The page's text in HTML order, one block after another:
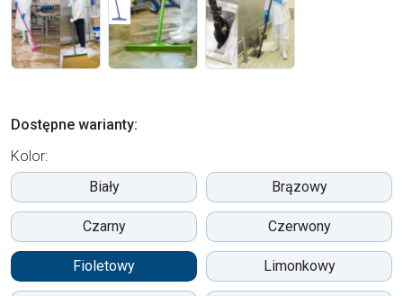
Dostępne warianty:
Kolor:
Biały
Brązowy
Czarny Czerwony
Fioletowy Limonkowy